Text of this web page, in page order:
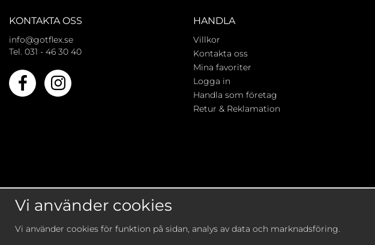
KONTAKTA OSS
info@gotflex.se
Tel. 031 - 46 30 40
HANDLA
Villkor
Kontakta oss
Mina favoriter
Logga in
Handla som företag
Retur & Reklamation
Vi använder cookies
Vi använder cookies för funktion på sidan, analys av data och marknadsföring.